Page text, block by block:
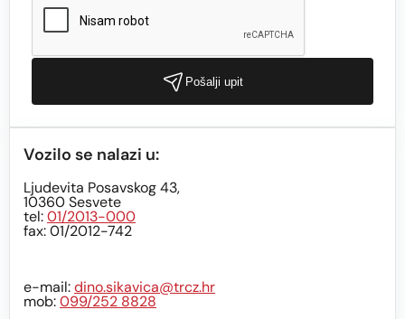
Pošalji upit
Vozilo se nalazi u:
Ljudevita Posavskog 43,
10360 Sesvete
tel:01/2013-000
fax: 01/2012-742
e-mail:dino.sikavica@trcz.hr
mob:099/252 8828